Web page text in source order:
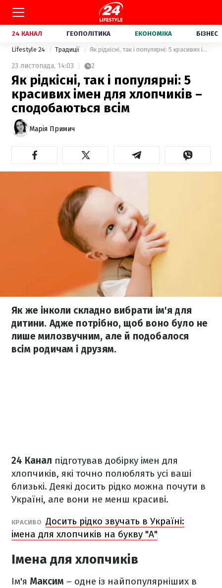
24 КАНАЛ ГЕОПОЛІТИКА ЕКОНОМІКА БІЗНЕС
Lifestyle 24 Традиції Як рідкісні, так і популярні: 5 красивих імен для хлопчиків – сподобаються всім
23 листопада, 14:03 2
Як рідкісні, так і популярні: 5
красивих імен для хлопчиків –
сподобаються всім
Марія Примич
Як же інколи складно вибрати ім'я для
дитини. Адже потрібно, щоб воно було не
лише милозвучним, але й подобалося
всім родичам і друзям.
24 Канал підготував добірку імен для
хлопчиків, які точно полюблять усі ваші
близькі. Деякі досить рідко можна почути в
Україні, але вони не менш красиві.
КРАСИВО Досить рідко звучать в Україні:
імена для хлопчиків на букву "А"
Імена для хлопчиків
Ім'я Максим – одне із найпопулярніших в